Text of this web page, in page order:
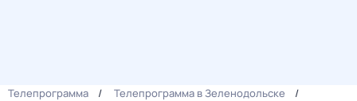
Телепрограмма
Телепрограмма в Зеленодольске